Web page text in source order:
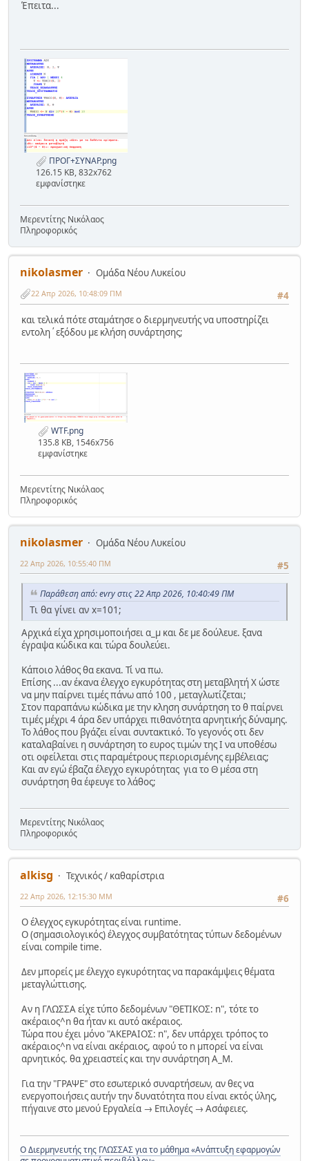
Έπειτα...
ΠΡΟΓ+ΣΥΝΑΡ.png
126.15 KB, 832x762
εμφανίστηκε
Μερεντίτης Νικόλαος
Πληροφορικός
nikolasmer
Ομάδα Νέου Λυκείου
#4
22 Απρ 2026, 10:48:09 ΠΜ
και τελικά πότε σταμάτησε ο διερμηνευτής να υποστηρίζει
εντολη΄εξόδου με κλήση συνάρτησης;
WTF.png
135.8 KB, 1546x756
εμφανίστηκε
Μερεντίτης Νικόλαος
Πληροφορικός
nikolasmer
Ομάδα Νέου Λυκείου
#5
22 Απρ 2026, 10:55:40 ΠΜ
Παράθεση από: evry στις 22 Απρ 2026, 10:40:49 ΠΜ
Τι θα γίνει αν x=101;
Αρχικά είχα χρησιμοποιήσει α_μ και δε με δούλευε. ξανα
έγραψα κώδικα και τώρα δουλεύει.
Κάποιο λάθος θα εκανα. Τί να πω.
Επίσης ...αν έκανα έλεγχο εγκυρότητας στη μεταβλητή Χ ώστε
να μην παίρνει τιμές πάνω από 100 , μεταγλωτίζεται;
Στον παραπάνω κώδικα με την κληση συνάρτηση το θ παίρνει
τιμές μέχρι 4 άρα δεν υπάρχει πιθανότητα αρνητικής δύναμης.
Το λάθος που βγάζει είναι συντακτικό. Το γεγονός οτι δεν
καταλαβαίνει η συνάρτηση το ευρος τιμών της Ι να υποθέσω
οτι οφείλεται στις παραμέτρους περιορισμένης εμβέλειας;
Και αν εγώ έβαζα έλεγχο εγκυρότητας για το Θ μέσα στη
συνάρτηση θα έφευγε το λάθος;
Μερεντίτης Νικόλαος
Πληροφορικός
alkisg
Τεχνικός / καθαρίστρια
#6
22 Απρ 2026, 12:15:30 ΜΜ
Ο έλεγχος εγκυρότητας είναι runtime.
Ο (σημασιολογικός) έλεγχος συμβατότητας τύπων δεδομένων
είναι compile time.
Δεν μπορείς με έλεγχο εγκυρότητας να παρακάμψεις θέματα
μεταγλώττισης.
Αν η ΓΛΩΣΣΑ είχε τύπο δεδομένων "ΘΕΤΙΚΟΣ: n", τότε το
ακέραιος^n θα ήταν κι αυτό ακέραιος.
Τώρα που έχει μόνο "ΑΚΕΡΑΙΟΣ: n", δεν υπάρχει τρόπος το
ακέραιος^n να είναι ακέραιος, αφού το n μπορεί να είναι
αρνητικός. θα χρειαστείς και την συνάρτηση Α_Μ.
Για την "ΓΡΑΨΕ" στο εσωτερικό συναρτήσεων, αν θες να
ενεργοποιήσεις αυτήν την δυνατότητα που είναι εκτός ύλης,
πήγαινε στο μενού Εργαλεία → Επιλογές → Ασάφειες.
Ο Διερμηνευτής της ΓΛΩΣΣΑΣ για το μάθημα «Ανάπτυξη εφαρμογών